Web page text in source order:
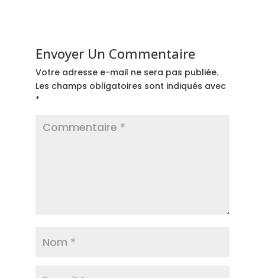
Envoyer Un Commentaire
Votre adresse e-mail ne sera pas publiée.
Les champs obligatoires sont indiqués avec
*